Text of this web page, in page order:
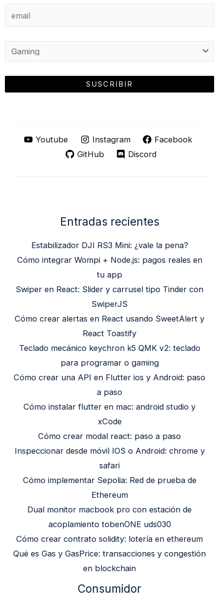
Youtube Instagram
Facebook
GitHub
Discord
Entradas recientes
Estabilizador DJI RS3 Mini: ¿vale la pena?
Cómo integrar Wompi + Node.js: pagos reales en
tu app
Swiper en React: Slider y carrusel tipo Tinder con
SwiperJS
Cómo crear alertas en React usando SweetAlert y
React Toastify
Teclado mecánico keychron k5 QMK v2: teclado
para programar o gaming
Cómo crear una API en Flutter ios y Android: paso
a paso
Cómo instalar flutter en mac: android studio y
xCode
Cómo crear modal react: paso a paso
Inspeccionar desde móvil IOS o Android: chrome y
safari
Cómo implementar Sepolia: Red de prueba de
Ethereum
Dual monitor macbook pro con estación de
acoplamiento tobenONE uds030
Cómo crear contrato solidity: lotería en ethereum
Qué es Gas y GasPrice: transacciones y congestión
en blockchain
Consumidor